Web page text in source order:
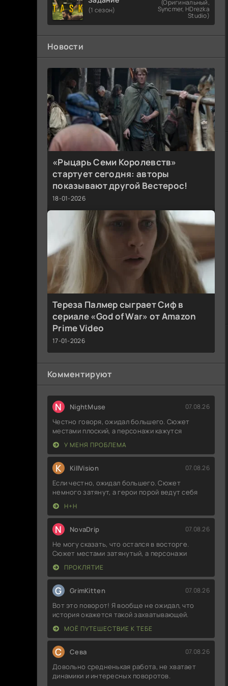
(1 сезон)
(Оригинальный,
Syncmer, HDrezka
Studio)
Новости
«Рыцарь Семи Королевств»
стартует сегодня: авторы
показывают другой Вестерос!
18-01-2026
Тереза Палмер сыграет Сиф в
сериале «God of War» от Amazon
Prime Video
17-01-2026
Комментируют
N NightMuse 07.08.26
Честно говоря, ожидал большего. Сюжет
местами плоский, а персонажи кажутся
У МЕНЯ ПРОБЛЕМА
K KillVision 07.08.26
Если честно, ожидал большего. Сюжет
немного затянут, а герои порой ведут себя
Н+Н
N NovaDrip 07.08.26
Не могу сказать, что остался в восторге.
Сюжет местами затянутый, а персонажи
ПРОКЛЯТИЕ
G GrimKitten 07.08.26
Вот это поворот! Я вообще не ожидал, что
история окажется такой захватывающей.
МОЁ ПУТЕШЕСТВИЕ К ТЕБЕ
С Севa 07.08.26
Довольно средненькая работа, не хватает
динамики и интересных поворотов.